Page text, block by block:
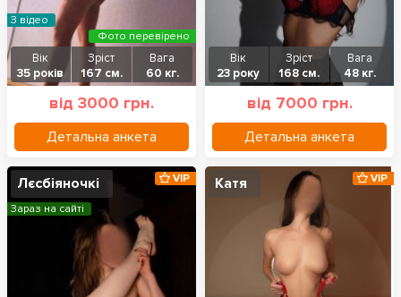
Вік
35 років
Зріст
167 см.
Вага
60 кг.
від 3000 грн.
Детальна анкета
З відео
Фото перевірено
Вік
23 року
Зріст
168 см.
Вага
48 кг.
від 7000 грн.
Детальна анкета
Лєсбіяночкі VIP
Зараз на сайті
Катя VIP